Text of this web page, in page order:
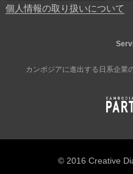
個人情報の取り扱いについて
カンボジアに進出する日系企
© 2016 Creative